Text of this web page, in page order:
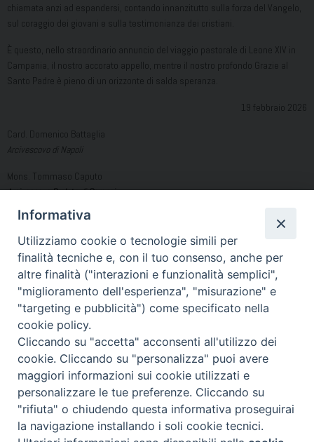
chiamata anzi ad espandersi, contando innanzitutto sulla forza del Vangelo,
sul coraggio dei giovani e sulla testimonianza dei cristiani.
È questo, nello straordinario annuncio del viaggio pastorale di Leone XIV in
Campania, il nostro accorato appello, mentre il nostro profondo Grazie al
Santo Padre è pieno di un orizzonte di salda speranza.
19 febbraio 2026
Card. Domenico Battaglia
Arcivescovo di Napoli
Mons. Tommaso Caputo
Arcivescovo Prelato di Pompei
Mons. Antonio Di Donna
Condividi…
ComunicatoCongiuntoVisitaPastoralePapaLeoneXIV
Piazza Duomo 7 - 80011 Acerra (NA) - Tel/Fax 081 5209329 -
ced@diocesiacerra.it © 2019 Diocesi di Acerra
Informativa
Utilizziamo cookie o tecnologie simili per
finalità tecniche e, con il tuo consenso, anche per
altre finalità ("interazioni e funzionalità semplici",
"miglioramento dell'esperienza", "misurazione" e
"targeting e pubblicità") come specificato nella
cookie policy.
Cliccando su "accetta" acconsenti all'utilizzo dei
cookie. Cliccando su "personalizza" puoi avere
maggiori informazioni sui cookie utilizzati e
personalizzare le tue preferenze. Cliccando su
"rifiuta" o chiudendo questa informativa proseguirai
la navigazione installando i soli cookie tecnici.